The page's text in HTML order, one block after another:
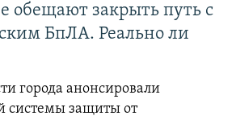
обещают закрыть путь с
БпЛА. Реально ли
города анонсировали
системы защиты от